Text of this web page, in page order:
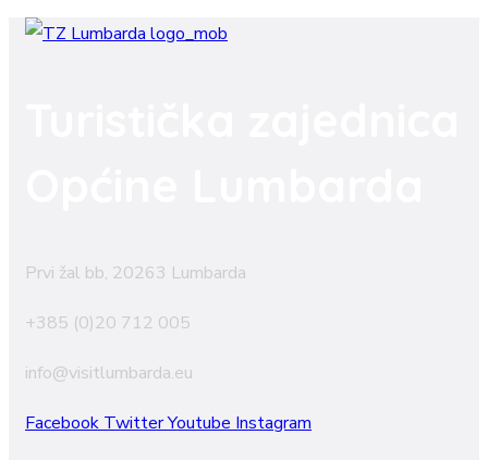
Prvi žal bb, 20263 Lumbarda
+385 (0)20 712 005
info@visitlumbarda.eu
Facebook TwitterYoutube Instagram